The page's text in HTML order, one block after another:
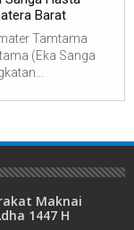
Barat
Tamtama
(Eka Sanga
Maknai
1447 H